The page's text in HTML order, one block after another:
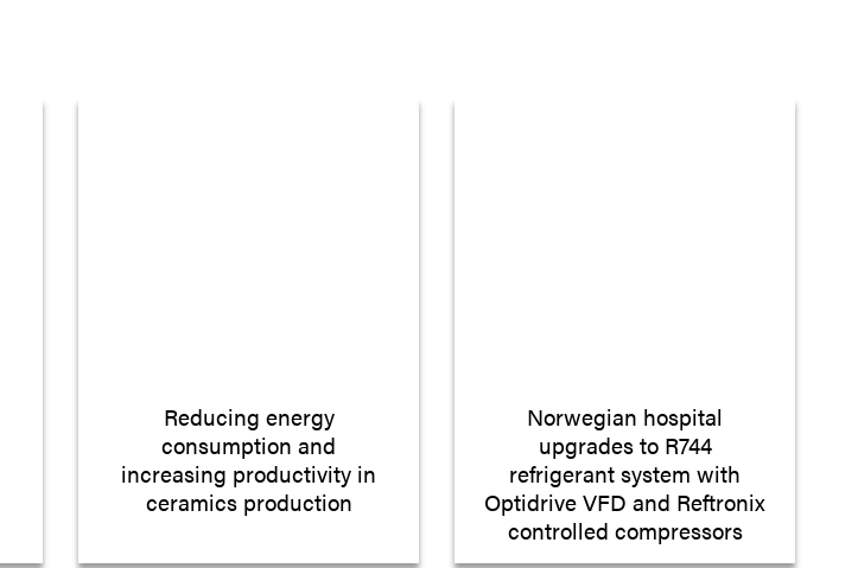
Reducing energy
consumption and
increasing productivity in
ceramics production
Norwegian hospital
upgrades to R744
refrigerant system with
Optidrive VFD and Reftronix
controlled compressors